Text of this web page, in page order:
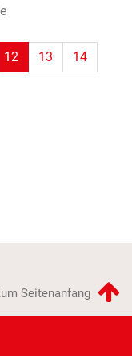
12 (Standort)
13
14
Seitenanfang